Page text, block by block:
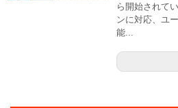
ら開始されて
ンに対応、ユ
能...